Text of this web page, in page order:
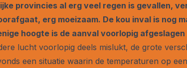
provincies al erg veel regen is gevallen,
erg moeizaam. De kou inval is nog
hoogte is de aanval voorlopig
lucht voorlopig deels mislukt, de grote
een situatie waarin de temperaturen op